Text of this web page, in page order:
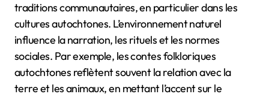
traditions communautaires, en particulier dans les
cultures autochtones. L’environnement naturel
influence la narration, les rituels et les normes
sociales. Par exemple, les contes folkloriques
autochtones reflètent souvent la relation avec la
terre et les animaux, en mettant l’accent sur le